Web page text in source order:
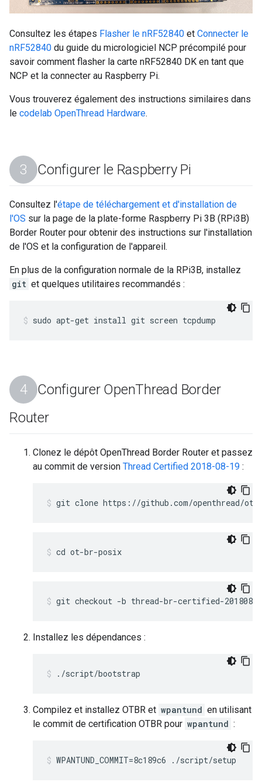
Consultez les étapes Flasher le nRF52840 et Connecter le
nRF52840 du guide du micrologiciel NCP précompilé pour
savoir comment flasher la carte nRF52840 DK en tant que
NCP et la connecter au Raspberry Pi.
Vous trouverez également des instructions similaires dans
le codelab OpenThread Hardware.
Configurer le Raspberry Pi
Consultez l'étape de téléchargement et d'installation de
l'OS sur la page de la plate-forme Raspberry Pi 3B (RPi3B)
Border Router pour obtenir des instructions sur l'installation
de l'OS et la configuration de l'appareil.
En plus de la configuration normale de la RPi3B, installez
git et quelques utilitaires recommandés :
sudo apt-get install git screen tcpdump
Configurer OpenThread Border
Router
Clonez le dépôt OpenThread Border Router et passez
au commit de version Thread Certified 2018-08-19 :
git clone https://github.com/openthread/ot-
cd ot-br-posix
git checkout -b thread-br-certified-20180819
Installez les dépendances :
./script/bootstrap
Compilez et installez OTBR et wpantund en utilisant
le commit de certification OTBR pour wpantund :
WPANTUND_COMMIT=8c189c6 ./script/setup